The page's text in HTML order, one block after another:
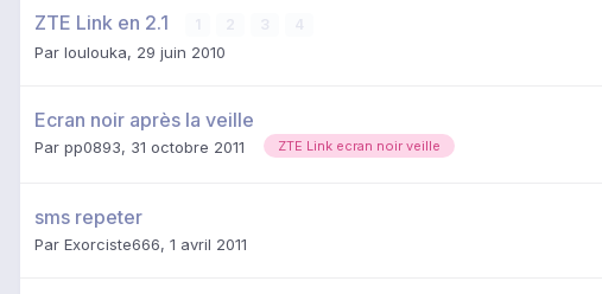
ZTE Link en 2.1
Par loulouka, 29 juin 2010
Ecran noir après la veille
Par pp0893, 31 octobre 2011 ZTE Link ecran noir veille
sms repeter
Par Exorciste666, 1 avril 2011